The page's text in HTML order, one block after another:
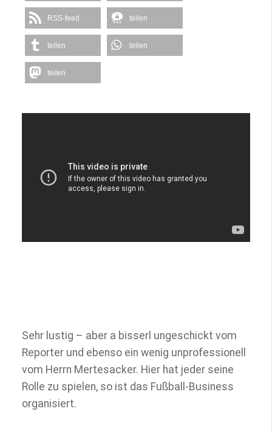
RSS-feed teilen
teilen teilen
teilen
Sehr lustig – aber a bisserl ungeschickt vom
Reporter und ebenso ein wenig unprofessionell
vom Herrn Mertesacker. Hier hat jeder seine
Rolle zu spielen, so ist das Fußball-Business
organisiert.